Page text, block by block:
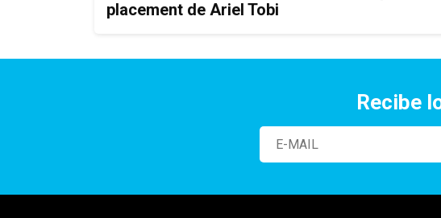
placement de Ariel Tobi
Recibe